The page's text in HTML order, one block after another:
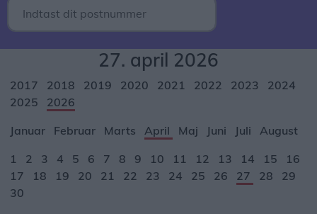
27. april 2026
2017 2018 2019 2020 2021 2022 2023
2024
2025
2026
Januar
Februar Marts April Maj Juni Juli
August
1
2 3 4 5 6 7 8 9 10 11 12 13 14 15
16
17
18 19 20 21 22 23 24 25 26 27 28
29
30